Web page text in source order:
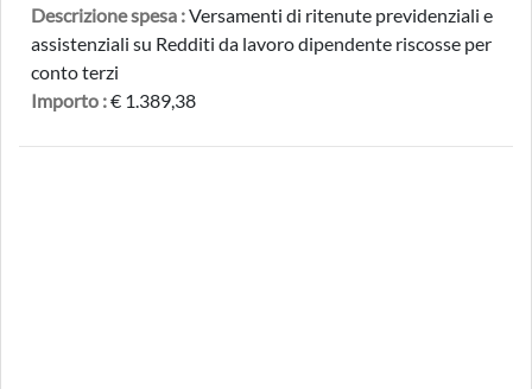
Descrizione spesa :Versamenti di ritenute previdenziali e
assistenziali su Redditi da lavoro dipendente riscosse per
conto terzi
Importo :€ 1.389,38